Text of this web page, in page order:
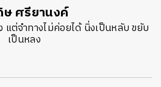
ศรี​ยา​นงค์​
แต่จำทางไม่ค่อยได้ นิ่งเป็นหลับ ขยับ
เป็นหลง